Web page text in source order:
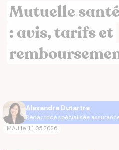
Mutuelle
: avis, tarifs et
Alexandra Dutartre
Rédactrice spécialisée
MAJ le 11.05.2026